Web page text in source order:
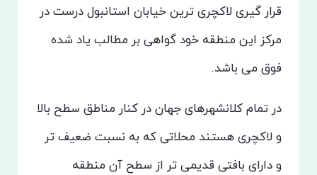
قرار گیری لاکچری ترین خیابان استانبول درست در
مرکز این منطقه خود گواهی بر مطالب یاد شده
فوق می باشد.
در تمام کلانشهرهای جهان در کنار مناطق سطح بالا
و لاکچری هستند محلاتی که به نسبت ضعیف تر
و دارای بافتی قدیمی تر از سطح آن منطقه